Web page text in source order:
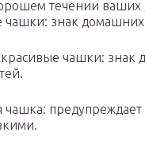
течении ваших
чашки: знак домашних
чашки: знак
чашка: